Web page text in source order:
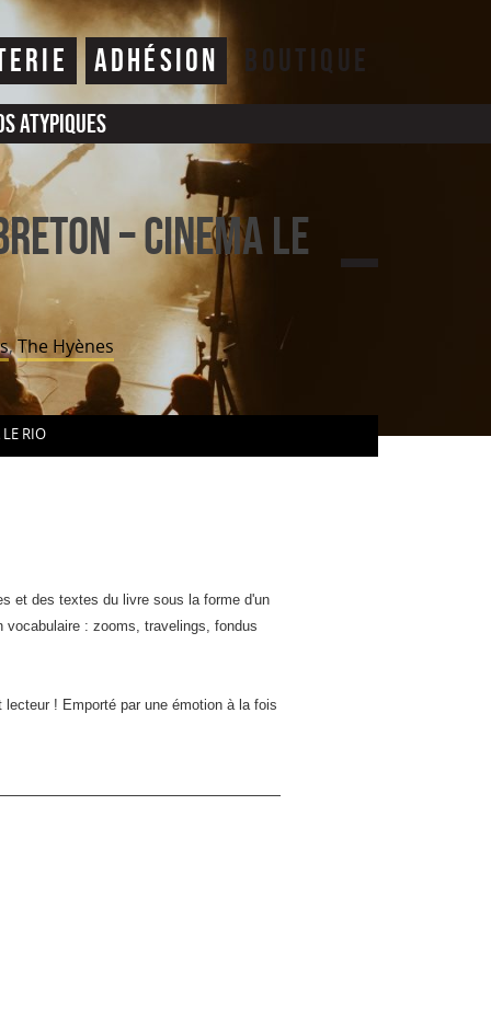
ADHÉSION BOUTIQUE
atypiques
– Cinema Le
,The Hyènes
RIO
et des textes du livre sous la forme d'un
vocabulaire : zooms, travelings, fondus
! Emporté par une émotion à la fois